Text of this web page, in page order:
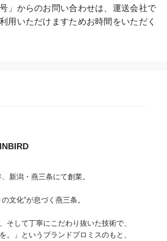
」からのお問い合わせは、運送会社で
用いただけますためお時間をいただく
新潟・燕三条にて創業。
文化”が息づく燕三条。
そして丁寧にこだわり抜いた技術で、
。」というブランドプロミスのもと、